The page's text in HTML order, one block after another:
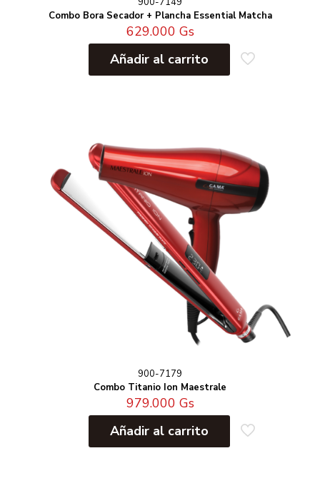
Combo Bora Secador + Plancha Essential Matcha
629.000 Gs
Añadir al carrito
900-7179
Combo Titanio Ion Maestrale
979.000 Gs
Añadir al carrito